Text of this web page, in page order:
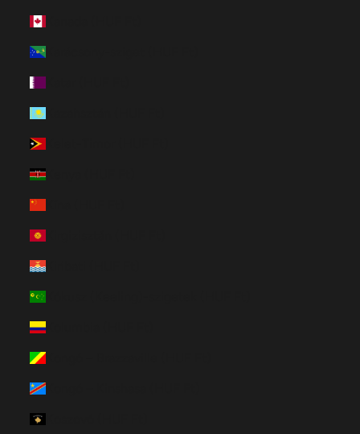
Kenya (HUF Ft)
Kiribati (HUF Ft)
Kolumbia (HUF Ft)
Kongó – Brazzaville (HUF Ft)
Kongó – Kinshasa (HUF Ft)